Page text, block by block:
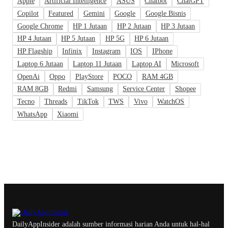
Copilot
Featured Gemini Google
Google Bisnis
Google Chrome
HP 1 Jutaan HP 2 Jutaan
HP 3 Jutaan
HP 4 Jutaan
HP 5 Jutaan HP 5G
HP 6 Jutaan
HP Flagship
Infinix Instagram IOS
IPhone
Laptop 6 Jutaan
Laptop 11 Jutaan Laptop AI
Microsoft
OpenAi
Oppo PlayStore POCO
RAM 4GB
RAM 8GB
Redmi Samsung Service Center
Shopee
Tecno
Threads TikTok TWS Vivo
WatchOS
WhatsApp
Xiaomi
DailyAppInsider adalah sumber informasi harian Anda untuk hal-hal